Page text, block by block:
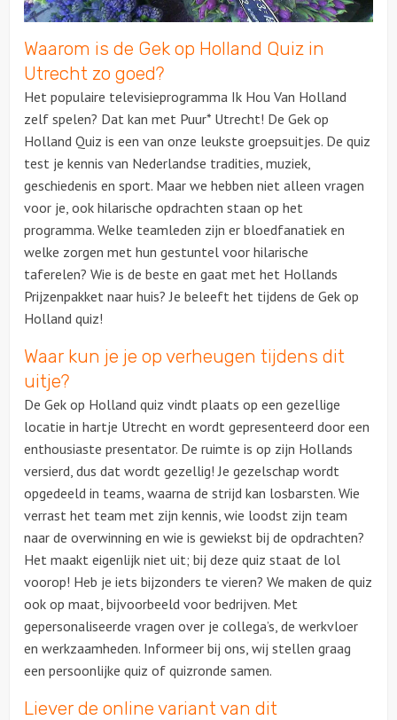
Waarom is de Gek op Holland Quiz in
Utrecht zo goed?
Het populaire televisieprogramma Ik Hou Van Holland
zelf spelen? Dat kan met Puur* Utrecht! De Gek op
Holland Quiz is een van onze leukste groepsuitjes. De quiz
test je kennis van Nederlandse tradities, muziek,
geschiedenis en sport. Maar we hebben niet alleen vragen
voor je, ook hilarische opdrachten staan op het
programma. Welke teamleden zijn er bloedfanatiek en
welke zorgen met hun gestuntel voor hilarische
taferelen? Wie is de beste en gaat met het Hollands
Prijzenpakket naar huis? Je beleeft het tijdens de Gek op
Holland quiz!
Waar kun je je op verheugen tijdens dit
uitje?
De Gek op Holland quiz vindt plaats op een gezellige
locatie in hartje Utrecht en wordt gepresenteerd door een
enthousiaste presentator. De ruimte is op zijn Hollands
versierd, dus dat wordt gezellig! Je gezelschap wordt
opgedeeld in teams, waarna de strijd kan losbarsten. Wie
verrast het team met zijn kennis, wie loodst zijn team
naar de overwinning en wie is gewiekst bij de opdrachten?
Het maakt eigenlijk niet uit; bij deze quiz staat de lol
voorop! Heb je iets bijzonders te vieren? We maken de quiz
ook op maat, bijvoorbeeld voor bedrijven. Met
gepersonaliseerde vragen over je collega’s, de werkvloer
en werkzaamheden. Informeer bij ons, wij stellen graag
een persoonlijke quiz of quizronde samen.
Liever de online variant van dit